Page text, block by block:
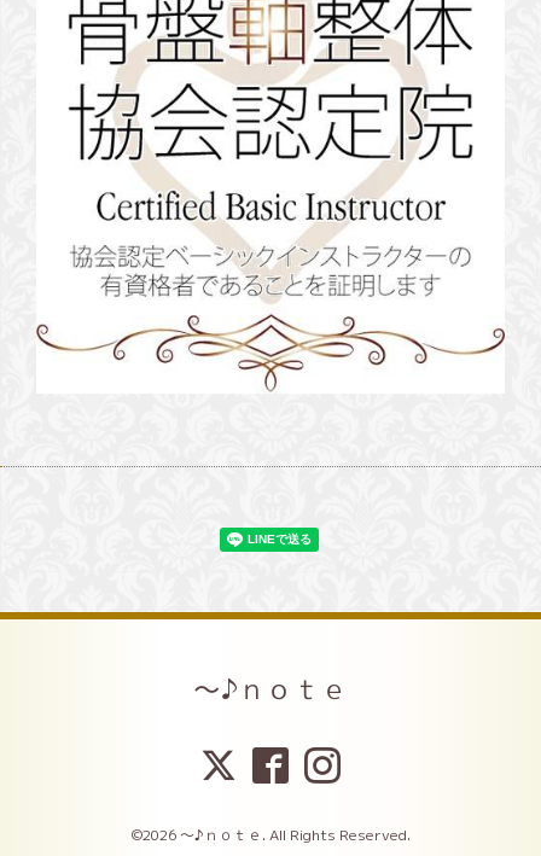
～♪ｎｏｔｅ
©2026 ～♪ｎｏｔｅ . All Rights Reserved.